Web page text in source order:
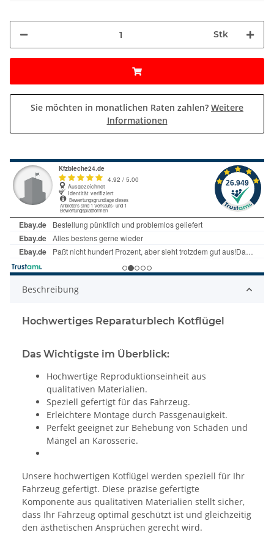
Stk
Sie möchten in monatlichen Raten zahlen? Weitere
Informationen
Beschreibung
Hochwertiges Reparaturblech Kotflügel
Das Wichtigste im Überblick:
Hochwertige Reproduktionseinheit aus
qualitativen Materialien.
Speziell gefertigt für das Fahrzeug.
Erleichtere Montage durch Passgenauigkeit.
Perfekt geeignet zur Behebung von Schäden und
Mängel an Karosserie.
Unsere hochwertigen Kotflügel werden speziell für Ihr
Fahrzeug gefertigt. Diese präzise gefertigte
Komponente aus qualitativen Materialien stellt sicher,
dass Ihr Fahrzeug optimal geschützt ist und gleichzeitig
den ästhetischen Ansprüchen gerecht wird.